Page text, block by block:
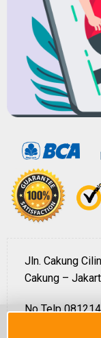
Jln. Cakung
Cakung –
No Telp